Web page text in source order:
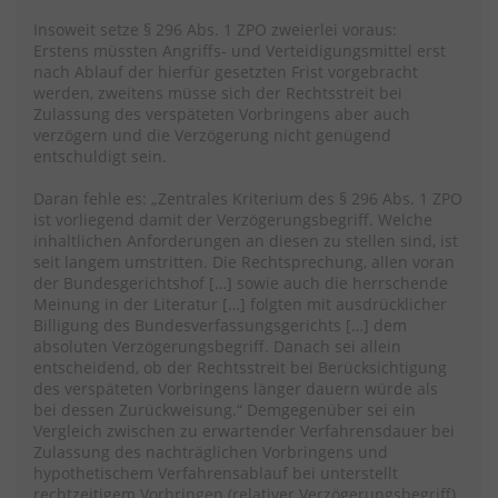
Insoweit setze § 296 Abs. 1 ZPO zweierlei voraus:
Erstens müssten Angriffs- und Verteidigungsmittel erst
nach Ablauf der hierfür gesetzten Frist vorgebracht
werden, zweitens müsse sich der Rechtsstreit bei
Zulassung des verspäteten Vorbringens aber auch
verzögern und die Verzögerung nicht genügend
entschuldigt sein.
Daran fehle es: „Zentrales Kriterium des § 296 Abs. 1 ZPO
ist vorliegend damit der Verzögerungsbegriff. Welche
inhaltlichen Anforderungen an diesen zu stellen sind, ist
seit langem umstritten. Die Rechtsprechung, allen voran
der Bundesgerichtshof […] sowie auch die herrschende
Meinung in der Literatur […] folgten mit ausdrücklicher
Billigung des Bundesverfassungsgerichts […] dem
absoluten Verzögerungsbegriff. Danach sei allein
entscheidend, ob der Rechtsstreit bei Berücksichtigung
des verspäteten Vorbringens länger dauern würde als
bei dessen Zurückweisung.“ Demgegenüber sei ein
Vergleich zwischen zu erwartender Verfahrensdauer bei
Zulassung des nachträglichen Vorbringens und
hypothetischem Verfahrensablauf bei unterstellt